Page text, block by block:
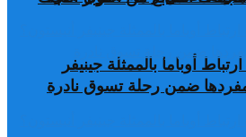
أوباما بالممثلة جينيفر
ضمن رحلة تسوق نادرة